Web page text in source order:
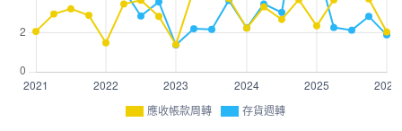
應收帳款周轉 存貨週轉